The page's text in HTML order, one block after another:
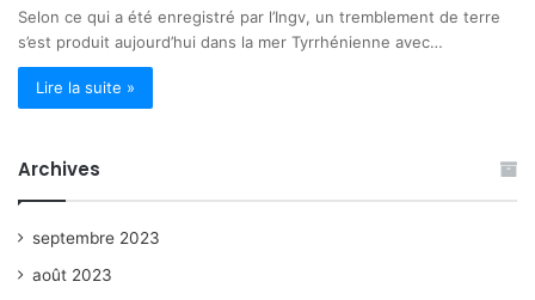
Selon ce qui a été enregistré par l’Ingv, un tremblement de terre
s’est produit aujourd’hui dans la mer Tyrrhénienne avec…
Lire la suite »
Archives
septembre 2023
août 2023